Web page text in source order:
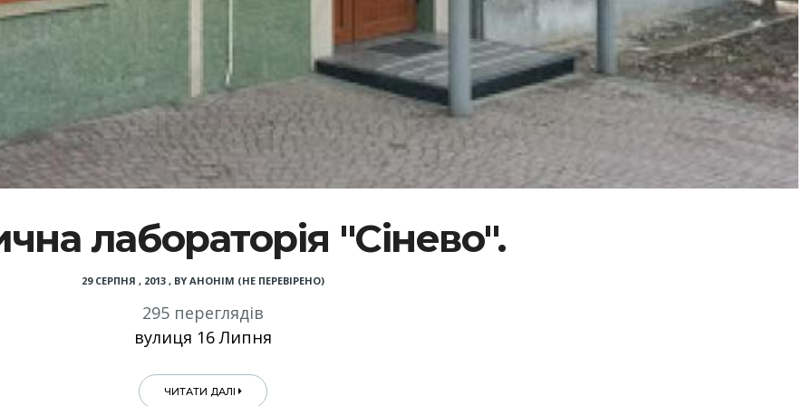
лабораторія "Сінево".
29 СЕРПНЯ , 2013 , BY АНОНІМ (НЕ ПЕРЕВІРЕНО)
295 переглядів
вулиця 16 Липня
ЧИТАТИ ДАЛІ